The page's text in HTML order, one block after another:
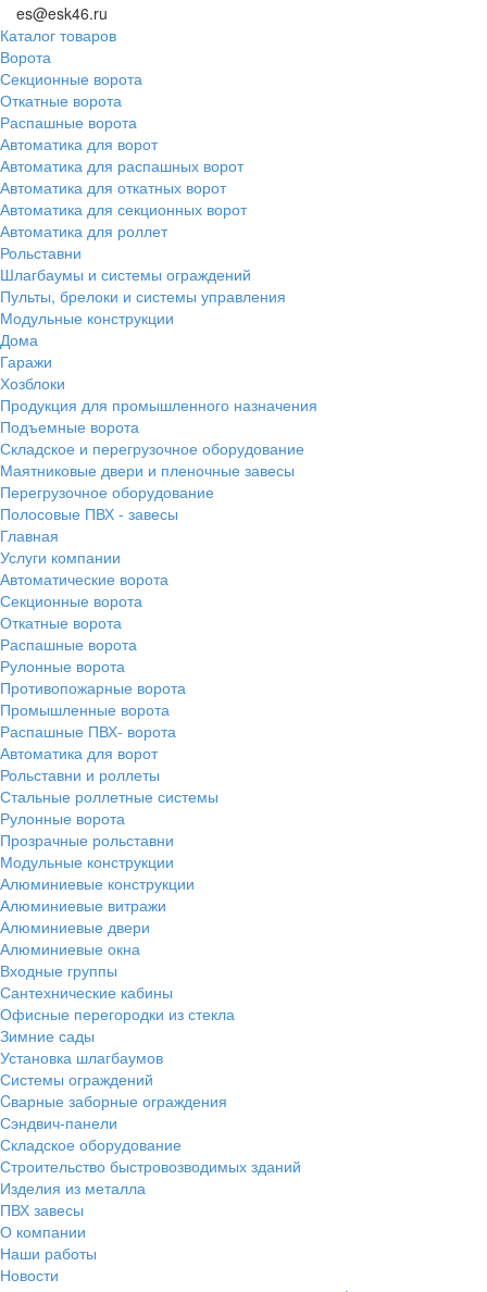
es@esk46.ru
Каталог товаров
Ворота
Секционные ворота
Откатные ворота
Распашные ворота
Автоматика для ворот
Автоматика для распашных ворот
Автоматика для откатных ворот
Автоматика для секционных ворот
Автоматика для роллет
Рольставни
Шлагбаумы и системы ограждений
Пульты, брелоки и системы управления
Модульные конструкции
Дома
Гаражи
Хозблоки
Продукция для промышленного назначения
Подъемные ворота
Складское и перегрузочное оборудование
Маятниковые двери и пленочные завесы
Перегрузочное оборудование
Полосовые ПВХ - завесы
Главная
Услуги компании
Автоматические ворота
Секционные ворота
Откатные ворота
Распашные ворота
Рулонные ворота
Противопожарные ворота
Промышленные ворота
Распашные ПВХ- ворота
Автоматика для ворот
Рольставни и роллеты
Стальные роллетные системы
Рулонные ворота
Прозрачные рольставни
Модульные конструкции
Алюминиевые конструкции
Алюминиевые витражи
Алюминиевые двери
Алюминиевые окна
Входные группы
Сантехнические кабины
Офисные перегородки из стекла
Зимние сады
Установка шлагбаумов
Системы ограждений
Cварные заборные ограждения
Сэндвич-панели
Складское оборудование
Строительство быстровозводимых зданий
Изделия из металла
ПВХ завесы
О компании
Наши работы
Новости